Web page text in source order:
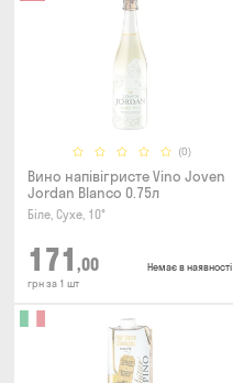
(0)
Вино напівігристе Vino Joven
Jordan Blanco 0.75л
Біле, Сухе, 10°
171 ,00
грн за 1 шт
Немає в наявності